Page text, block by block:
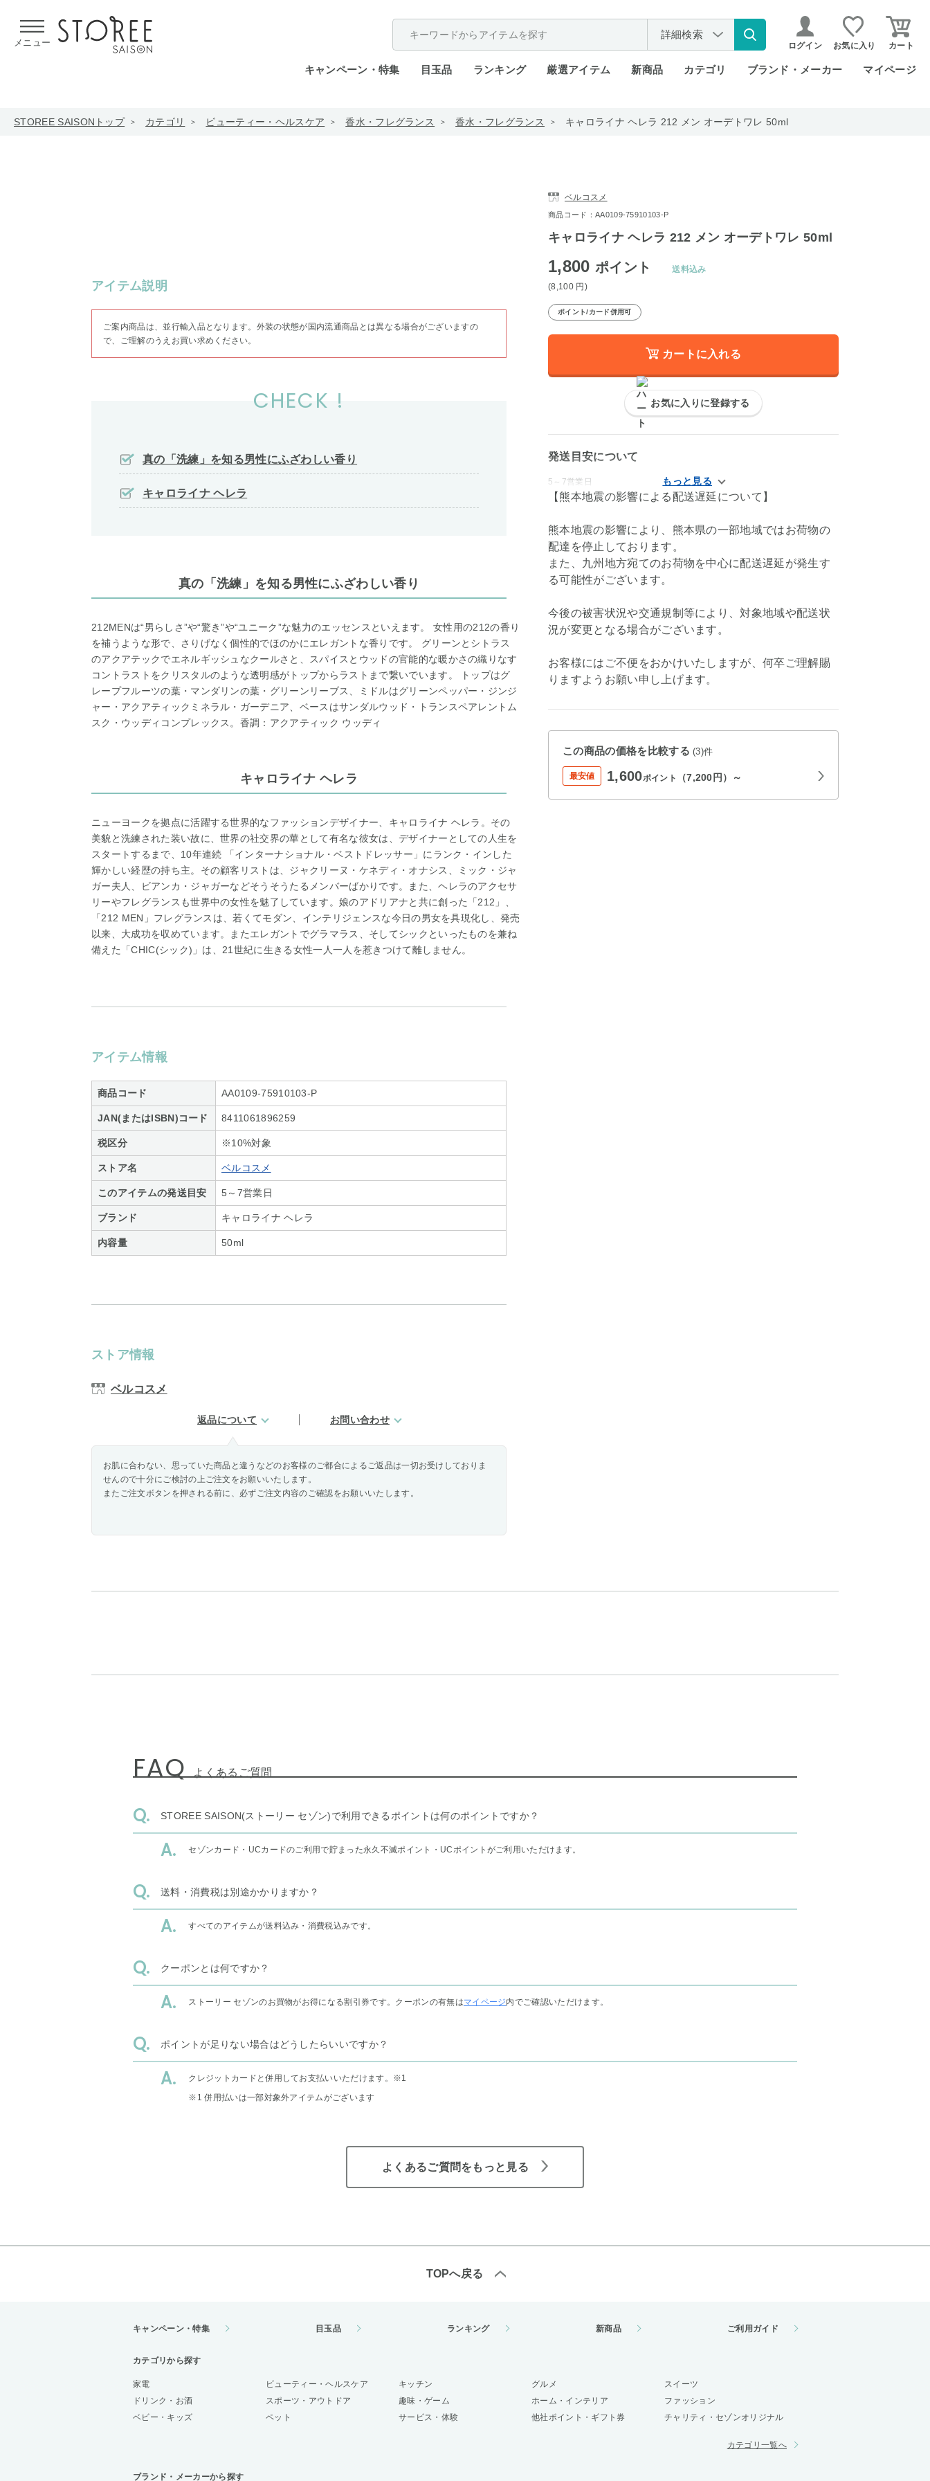
メニュー
詳細検索
ログイン お気に入り カート
キャンペーン・特集 目玉品 ランキング 厳選アイテム 新商品 カテゴリ ブランド・メーカー マイページ
STOREE SAISONトップ カテゴリ ビューティー・ヘルスケア 香水・フレグランス 香水・フレグランス キャロライナ ヘレラ 212 メン オーデトワレ 50ml
アイテム説明
ご案内商品は、並行輸入品となります。外装の状態が国内流通商品とは異なる場合がございますの
で、ご理解のうえお買い求めください。
CHECK !
真の「洗練」を知る男性にふざわしい香り
キャロライナ ヘレラ
真の「洗練」を知る男性にふざわしい香り
212MENは“男らしさ”や“驚き”や“ユニーク”な魅力のエッセンスといえます。 女性用の212の香り
を補うような形で、さりげなく個性的でほのかにエレガントな香りです。 グリーンとシトラス
のアクアテックでエネルギッシュなクールさと、スパイスとウッドの官能的な暖かさの織りなす
コントラストをクリスタルのような透明感がトップからラストまで繋いでいます。 トップはグ
レープフルーツの葉・マンダリンの葉・グリーンリーブス、ミドルはグリーンペッパー・ジンジ
ャー・アクアティックミネラル・ガーデニア、ベースはサンダルウッド・トランスペアレントム
スク・ウッディコンプレックス。香調：アクアティック ウッディ
キャロライナ ヘレラ
ニューヨークを拠点に活躍する世界的なファッションデザイナー、キャロライナ ヘレラ。その
美貌と洗練された装い故に、世界の社交界の華として有名な彼女は、デザイナーとしての人生を
スタートするまで、10年連続 「インターナショナル・ベストドレッサー」にランク・インした
輝かしい経歴の持ち主。その顧客リストは、ジャクリーヌ・ケネディ・オナシス、ミック・ジャ
ガー夫人、ビアンカ・ジャガーなどそうそうたるメンバーばかりです。また、ヘレラのアクセサ
リーやフレグランスも世界中の女性を魅了しています。娘のアドリアナと共に創った「212」、
「212 MEN」フレグランスは、若くてモダン、インテリジェンスな今日の男女を具現化し、発売
以来、大成功を収めています。またエレガントでグラマラス、そしてシックといったものを兼ね
備えた「CHIC(シック)」は、21世紀に生きる女性一人一人を惹きつけて離しません。
アイテム情報
商品コード AA0109-75910103-P
JAN(またはISBN)コード 8411061896259
税区分 ※10%対象
ストア名 ベルコスメ
このアイテムの発送目安 5～7営業日
ブランド キャロライナ ヘレラ
内容量 50ml
ストア情報
ベルコスメ
返品について お問い合わせ
お肌に合わない、思っていた商品と違うなどのお客様のご都合によるご返品は一切お受けしておりま
せんので十分にご検討の上ご注文をお願いいたします。
またご注文ボタンを押される前に、必ずご注文内容のご確認をお願いいたします。
ベルコスメ
商品コード：AA0109-75910103-P
キャロライナ ヘレラ 212 メン オーデトワレ 50ml
1,800 ポイント
(8,100 円 )
送料込み
ポイント/カード併用可
カートに入れる
お気に入りに登録する
発送目安について
5～7営業日
【熊本地震の影響による配送遅延について】
熊本地震の影響により、熊本県の一部地域ではお荷物の
配達を停止しております。
また、九州地方宛てのお荷物を中心に配送遅延が発生す
る可能性がございます。
今後の被害状況や交通規制等により、対象地域や配送状
況が変更となる場合がございます。
お客様にはご不便をおかけいたしますが、何卒ご理解賜
りますようお願い申し上げます。
この商品の価格を比較する(3)件
最安値 1,600ポイント （7,200円）～
FAQ よくあるご質問
STOREE SAISON(ストーリー セゾン)で利用できるポイントは何のポイントですか？
セゾンカード・UCカードのご利用で貯まった永久不滅ポイント・UCポイントがご利用いただけます。
送料・消費税は別途かかりますか？
すべてのアイテムが送料込み・消費税込みです。
クーポンとは何ですか？
ストーリー セゾンのお買物がお得になる割引券です。クーポンの有無はマイページ内でご確認いただけます。
ポイントが足りない場合はどうしたらいいですか？
クレジットカードと併用してお支払いいただけます。 ※1
※1 併用払いは一部対象外アイテムがございます
よくあるご質問をもっと見る
TOPへ戻る
キャンペーン・特集 目玉品 ランキング 新商品 ご利用ガイド
カテゴリから探す
家電 ビューティー・ヘルスケア キッチン グルメ
スイーツ
ドリンク・お酒
スポーツ・アウトドア 趣味・ゲーム ホーム・インテリア
ファッション
ベビー・キッズ
ペット サービス・体験 他社ポイント・ギフト券 チャリティ・セゾンオリジナル
カテゴリ一覧へ
ブランド・メーカーから探す